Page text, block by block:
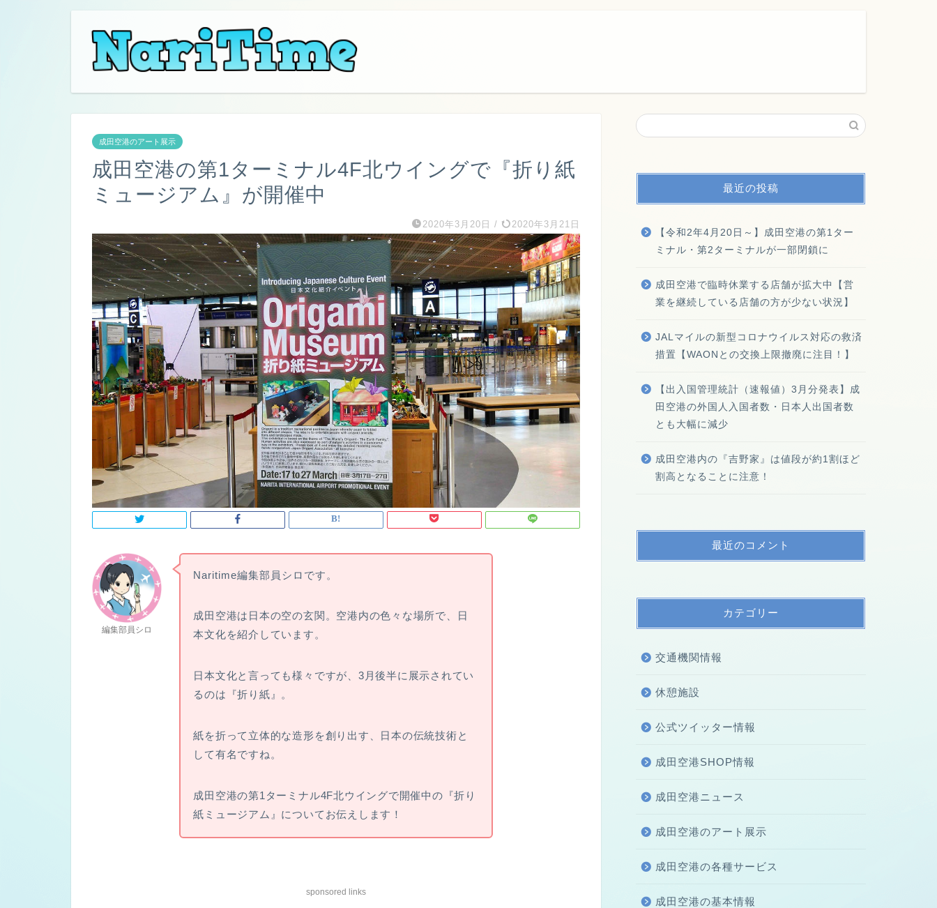
成田空港のアート展示
成田空港の第1ターミナル4F北ウイングで『折り紙
ミュージアム』が開催中
2020年3月20日 / 2020年3月21日
編集部員シロ
Naritime編集部員シロです。
成田空港は日本の空の玄関。空港内の色々な場所で、日
本文化を紹介しています。
日本文化と言っても様々ですが、3月後半に展示されてい
るのは『折り紙』。
紙を折って立体的な造形を創り出す、日本の伝統技術と
して有名ですね。
成田空港の第1ターミナル4F北ウイングで開催中の『折り
紙ミュージアム』についてお伝えします！
sponsored links
最近の投稿
【令和2年4月20日～】成田空港の第1ター
ミナル・第2ターミナルが一部閉鎖に
成田空港で臨時休業する店舗が拡大中【営
業を継続している店舗の方が少ない状況】
JALマイルの新型コロナウイルス対応の救済
措置【WAONとの交換上限撤廃に注目！】
【出入国管理統計（速報値）3月分発表】成
田空港の外国人入国者数・日本人出国者数
とも大幅に減少
成田空港内の『吉野家』は値段が約1割ほど
割高となることに注意！
最近のコメント
カテゴリー
交通機関情報
休憩施設
公式ツイッター情報
成田空港SHOP情報
成田空港ニュース
成田空港のアート展示
成田空港の各種サービス
成田空港の基本情報